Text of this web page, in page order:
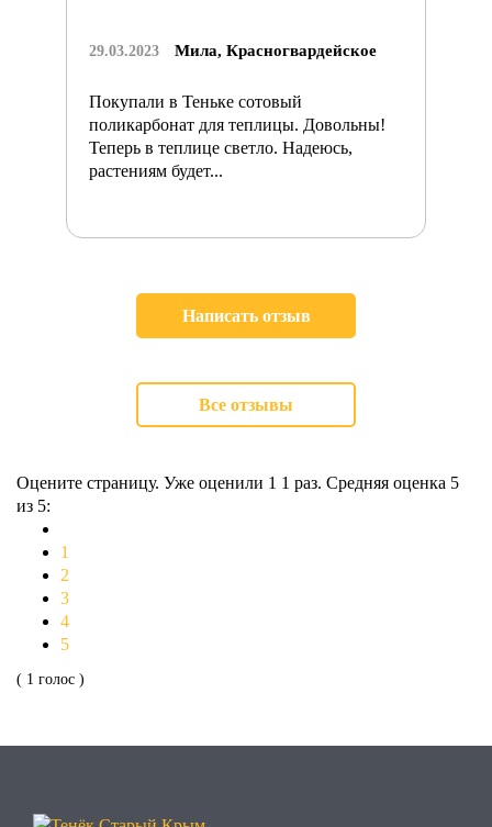
29.03.2023 Мила, Красногвардейское
Покупали в Теньке сотовый
поликарбонат для теплицы. Довольны!
Теперь в теплице светло. Надеюсь,
растениям будет...
Написать отзыв
Все отзывы
Оцените страницу. Уже оценили 1 1 раз. Средняя оценка 5
из 5:
1
2
3
4
5
( 1 голос )